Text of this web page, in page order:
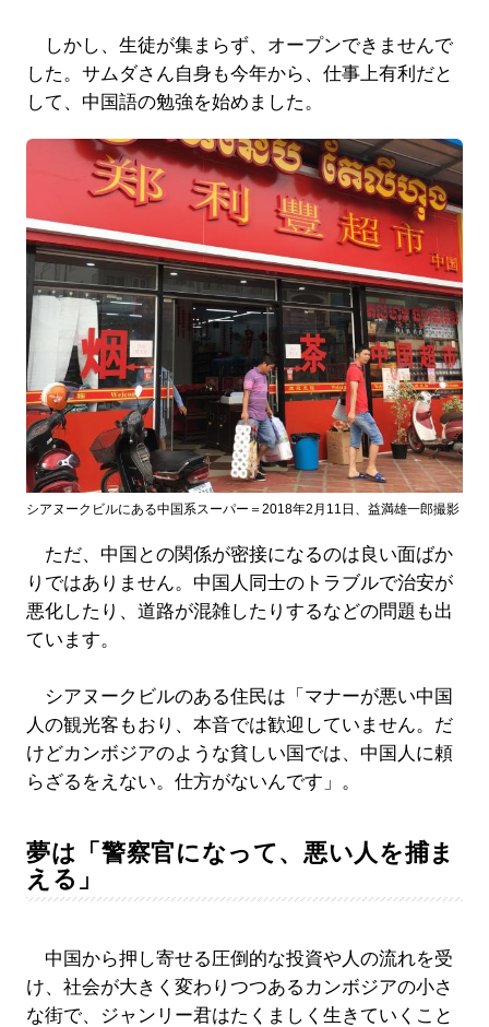
しかし、生徒が集まらず、オープンできませんで
した。サムダさん自身も今年から、仕事上有利だと
して、中国語の勉強を始めました。
シアヌークビルにある中国系スーパー＝2018年2月11日、益満雄一郎撮影
ただ、中国との関係が密接になるのは良い面ばか
りではありません。中国人同士のトラブルで治安が
悪化したり、道路が混雑したりするなどの問題も出
ています。
シアヌークビルのある住民は「マナーが悪い中国
人の観光客もおり、本音では歓迎していません。だ
けどカンボジアのような貧しい国では、中国人に頼
らざるをえない。仕方がないんです」。
夢は「警察官になって、悪い人を捕ま
える」
中国から押し寄せる圧倒的な投資や人の流れを受
け、社会が大きく変わりつつあるカンボジアの小さ
な街で、ジャンリー君はたくましく生きていくこと